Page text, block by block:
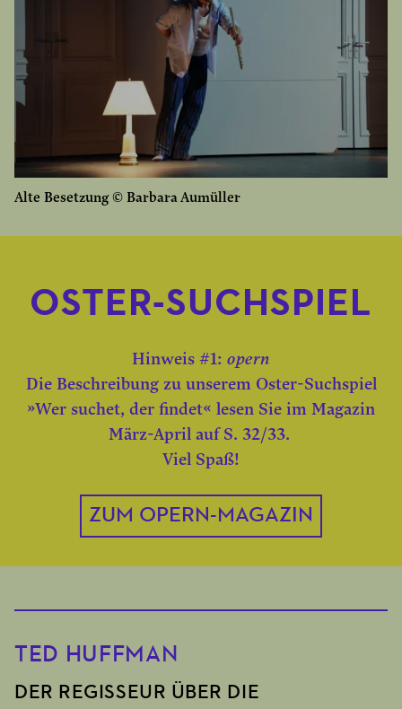
Alte Besetzung © Barbara Aumüller
OSTER-SUCHSPIEL
Hinweis #1: opern
Die Beschreibung zu unserem Oster-Suchspiel
»Wer suchet, der findet« lesen Sie im Magazin
März-April auf S. 32/33.
Viel Spaß!
ZUM OPERN-MAGAZIN
TED HUFFMAN
DER REGISSEUR ÜBER DIE